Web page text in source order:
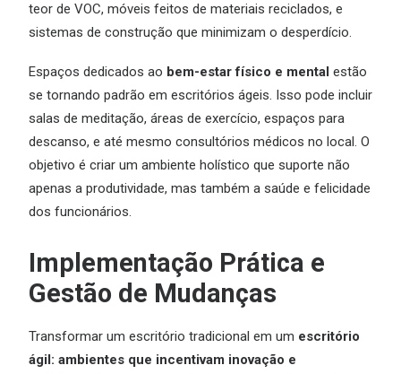
teor de VOC, móveis feitos de materiais reciclados, e
sistemas de construção que minimizam o desperdício.
Espaços dedicados ao bem-estar físico e mental estão
se tornando padrão em escritórios ágeis. Isso pode incluir
salas de meditação, áreas de exercício, espaços para
descanso, e até mesmo consultórios médicos no local. O
objetivo é criar um ambiente holístico que suporte não
apenas a produtividade, mas também a saúde e felicidade
dos funcionários.
Implementação Prática e
Gestão de Mudanças
Transformar um escritório tradicional em um escritório
ágil: ambientes que incentivam inovação e